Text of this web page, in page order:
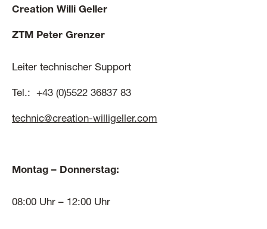
Creation Willi Geller
ZTM Peter Grenzer
Leiter technischer Support
Tel.: +43 (0)5522 36837 83
technic@creation-willigeller.com
Montag – Donnerstag:
08:00 Uhr – 12:00 Uhr